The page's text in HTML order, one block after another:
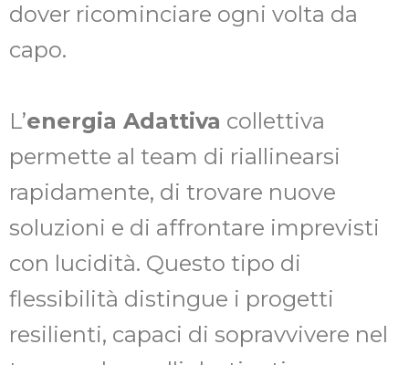
dover ricominciare ogni volta da
capo.
L’energia Adattiva collettiva
permette al team di riallinearsi
rapidamente, di trovare nuove
soluzioni e di affrontare imprevisti
con lucidità. Questo tipo di
flessibilità distingue i progetti
resilienti, capaci di sopravvivere nel